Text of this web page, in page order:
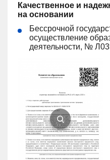
Качественное и
на основании
Бессрочной
осуществление
деятельности, №